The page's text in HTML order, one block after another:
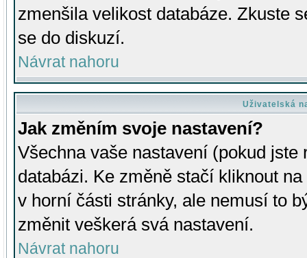
zmenšila velikost databáze. Zkuste
se do diskuzí.
Návrat nahoru
Uživatelská
Jak změním svoje nastavení?
Všechna vaše nastavení (pokud
databázi. Ke změně stačí kliknout
v horní části stránky, ale nemusí to
změnit veškerá svá nastavení.
Návrat nahoru